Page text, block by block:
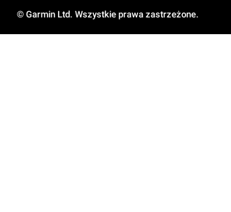
© Garmin Ltd. Wszystkie prawa zastrzeżone.